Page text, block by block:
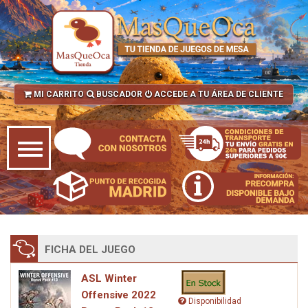
MI CARRITO BUSCADOR ACCEDE A TU ÁREA DE CLIENTE
FICHA DEL JUEGO
ASL Winter
Offensive 2022
Disponibilidad